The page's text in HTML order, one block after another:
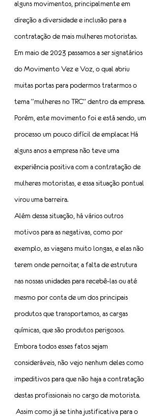
alguns movimentos, principalmente em
direção a diversidade e inclusão para a
contratação de mais mulheres motoristas.
Em maio de 2023 passamos a ser signatários
do Movimento Vez e Voz, o qual abriu
muitas portas para podermos tratarmos o
tema “mulheres no TRC” dentro da empresa.
Porém, este movimento foi e está sendo, um
processo um pouco difícil de emplacar. Há
alguns anos a empresa não teve uma
experiência positiva com a contratação de
mulheres motoristas, e essa situação pontual
virou uma barreira.
Além dessa situação, há vários outros
motivos para as negativas, como por
exemplo, as viagens muito longas, e elas não
terem onde pernoitar, a falta de estrutura
nas nossas unidades para recebê-las ou até
mesmo por conta de um dos principais
produtos que transportamos, as cargas
químicas, que são produtos perigosos.
Embora todos esses fatos sejam
consideráveis, não vejo nenhum deles como
impeditivos para que não haja a contratação
destas profissionais no cargo de motorista.
Assim como já se tinha justificativa para o